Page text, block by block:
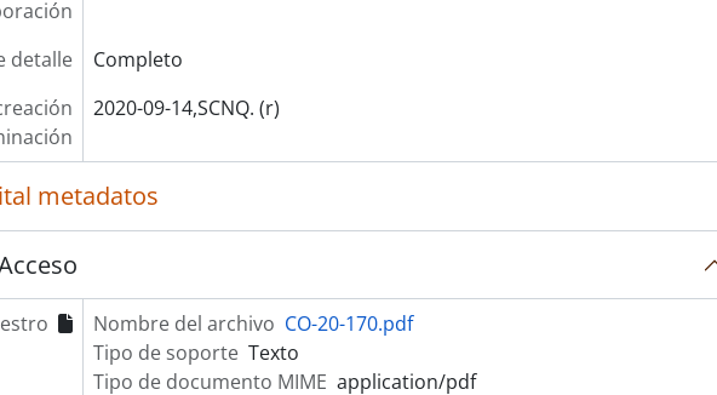
detalle
Completo
2020-09-14,SCNQ. (r)
metadatos
Nombre del archivo CO-20-170.pdf
Tipo de soporte Texto
Tipo de documento MIME application/pdf